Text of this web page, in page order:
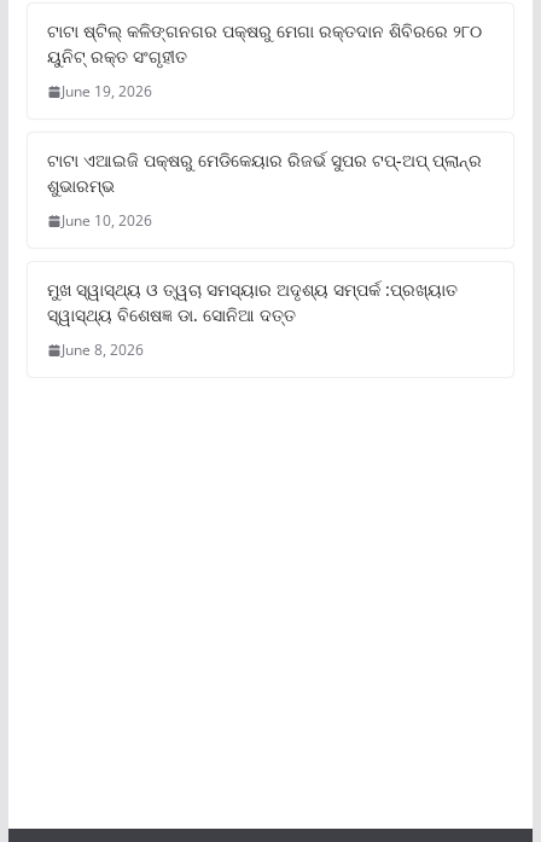
ଟାଟା ଷ୍ଟିଲ୍‌ କଳିଙ୍ଗନଗର ପକ୍ଷରୁ ମେଗା ରକ୍ତଦାନ ଶିବିରରେ ୨୮୦
ୟୁନିଟ୍‌ ରକ୍ତ ସଂଗୃହୀତ
June 19, 2026
ଟାଟା ଏଆଇଜି ପକ୍ଷରୁ ମେଡିକେୟାର ରିଜର୍ଭ ସୁପର ଟପ୍‌-ଅପ୍ ପ୍ଲାନ୍‌ର
ଶୁଭାରମ୍ଭ
June 10, 2026
ମୁଖ ସ୍ୱାସ୍ଥ୍ୟ ଓ ତ୍ୱଚା ସମସ୍ୟାର ଅଦୃଶ୍ୟ ସମ୍ପର୍କ :ପ୍ରଖ୍ୟାତ
ସ୍ୱାସ୍ଥ୍ୟ ବିଶେଷଜ୍ଞ ଡା. ସୋନିଆ ଦତ୍ତ
June 8, 2026